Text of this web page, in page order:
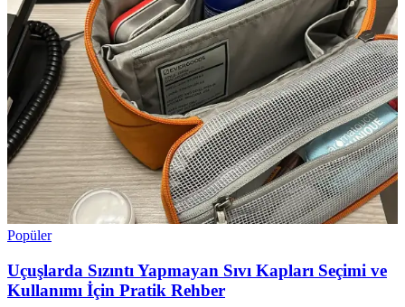
Popüler
Uçuşlarda Sızıntı Yapmayan Sıvı Kapları Seçimi ve
Kullanımı İçin Pratik Rehber